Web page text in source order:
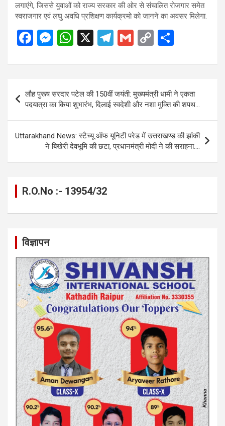
लगाएंगे, जिससे युवाओं को राज्य सरकार की ओर से संचालित रोजगार समेत
स्वराजगार एवं लघु अवधि प्रशिक्षण कार्यक्रमो को जानने का अवसर मिलेगा.
F
ce
o
o
k
M
se
g
er
W
at
s
A
p
p
X
T
e
gr
a
m
G
ail
C
py
Li
n
k
ar
e
Post
navigation
लौह पुरूष सरदार पटेल की 150वीं जयंती: मुख्यमंत्री धामी ने एकता
पदयात्रा का किया शुभारंभ, दिलाई स्वदेशी और नशा मुक्ति की शपथ…
Uttarakhand News: स्टैच्यू ऑफ यूनिटी परेड में उत्तराखण्ड की झांकी
ने बिखेरी देवभूमि की छटा, प्रधानमंत्री मोदी ने की सराहना….
R.O.No :- 13954/32
विज्ञापन